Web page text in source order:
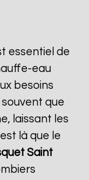
essentiel de
eau
besoins
que
laissant les
là que le
Saint